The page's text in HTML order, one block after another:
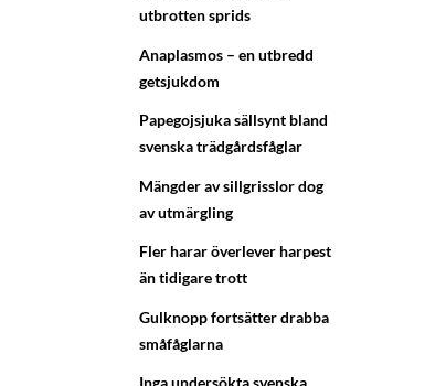
utbrotten sprids
Anaplasmos – en utbredd
getsjukdom
Papegojsjuka sällsynt bland
svenska trädgårdsfåglar
Mängder av sillgrisslor dog
av utmärgling
Fler harar överlever harpest
än tidigare trott
Gulknopp fortsätter drabba
småfåglarna
Inga undersökta svenska